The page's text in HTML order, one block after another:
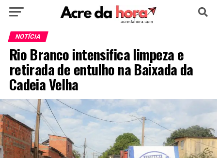
HOME
EDUCAÇÃO NOTÍCIA MUNDO
NOTÍCIA
Rio Branco intensifica limpeza e
retirada de entulho na Baixada da
Cadeia Velha